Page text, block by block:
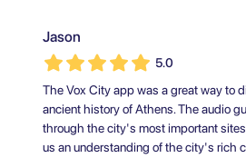
Jason
5.0
The Vox City app was a great way to
ancient history of Athens. The audio
through the city's most important
us an understanding of the city's rich